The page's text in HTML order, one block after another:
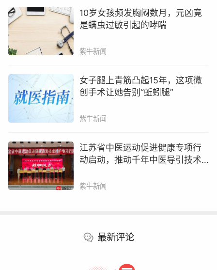
患者脾脏损伤严重。通讯员供图
介入与血管外科、肝胆胰脾外科、骨科值班人员
接到信息后紧急会诊。“我们给患者做了主动脉
CTA、增强CT检查，提示她降主动脉上段破裂，
裂，死亡率高达90%以上。”介入与血管外科主
任、博士郝国强介绍。同时，张女士脾脏破裂引
10岁女孩频发胸闷数月，元凶竟
是螨虫过敏引起的哮喘
紫牛新闻
女子腿上青筋凸起15年，这项微
创手术让她告别“蚯蚓腿”
紫牛新闻
江苏省中医运动促进健康专项行
动启动，推动千年中医导引技术
紫牛新闻
最新评论